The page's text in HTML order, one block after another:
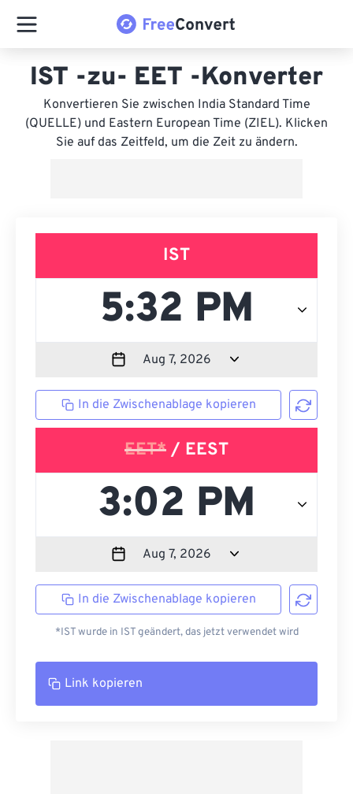
IST -zu- EET -Konverter
Konvertieren Sie zwischen India Standard Time
(QUELLE) und Eastern European Time (ZIEL). Klicken
Sie auf das Zeitfeld, um die Zeit zu ändern.
IST
In die Zwischenablage kopieren
EET* / EEST
In die Zwischenablage kopieren
*IST wurde in IST geändert, das jetzt verwendet wird
Link kopieren